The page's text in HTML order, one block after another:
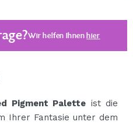
Wir helfen Ihnenhier
Pigment Palette ist die
Ihrer Fantasie unter dem